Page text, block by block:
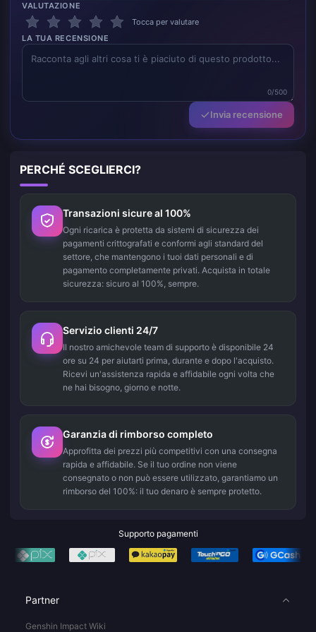
VALUTAZIONE
Tocca per valutare
LA TUA RECENSIONE
0/500
Invia recensione
PERCHÉ SCEGLIERCI?
Transazioni sicure al 100%
Ogni ricarica è protetta da sistemi di sicurezza dei
pagamenti crittografati e conformi agli standard del
settore, che mantengono i tuoi dati personali e di
pagamento completamente privati. Acquista in totale
sicurezza: sicuro al 100%, sempre.
Servizio clienti 24/7
Il nostro amichevole team di supporto è disponibile 24
ore su 24 per aiutarti prima, durante e dopo l'acquisto.
Ricevi un'assistenza rapida e affidabile ogni volta che
ne hai bisogno, giorno e notte.
Garanzia di rimborso completo
Approfitta dei prezzi più competitivi con una consegna
rapida e affidabile. Se il tuo ordine non viene
consegnato o non può essere utilizzato, garantiamo un
rimborso del 100%: il tuo denaro è sempre protetto.
Supporto pagamenti
Partner
Genshin Impact Wiki